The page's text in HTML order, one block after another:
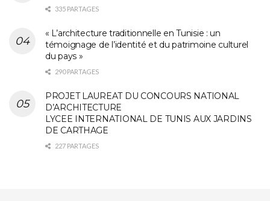
335 PARTAGES
« L’architecture traditionnelle en Tunisie : un
témoignage de l’identité et du patrimoine culturel
du pays »
290 PARTAGES
PROJET LAUREAT DU CONCOURS NATIONAL
D’ARCHITECTURE
LYCEE INTERNATIONAL DE TUNIS AUX JARDINS
DE CARTHAGE
227 PARTAGES